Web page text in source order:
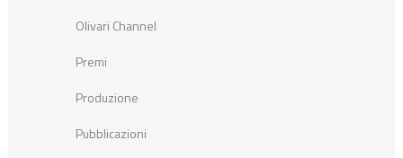
Olivari Channel
Premi
Produzione
Pubblicazioni